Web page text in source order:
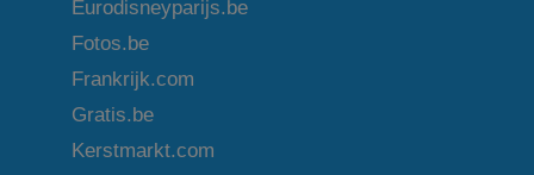
Eurodisneyparijs.be
Fotos.be
Frankrijk.com
Gratis.be
Kerstmarkt.com